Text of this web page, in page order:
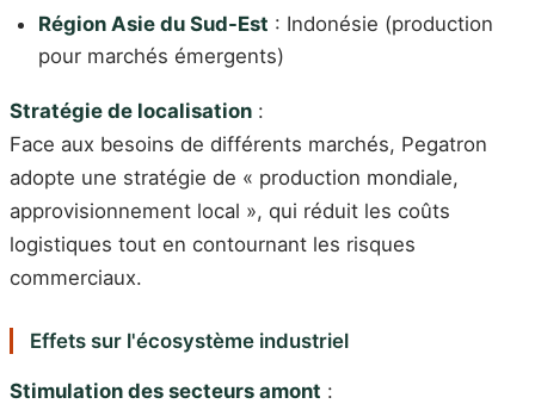
Région Asie du Sud-Est : Indonésie (production
pour marchés émergents)
Stratégie de localisation :
Face aux besoins de différents marchés, Pegatron
adopte une stratégie de « production mondiale,
approvisionnement local », qui réduit les coûts
logistiques tout en contournant les risques
commerciaux.
Effets sur l'écosystème industriel
Stimulation des secteurs amont :